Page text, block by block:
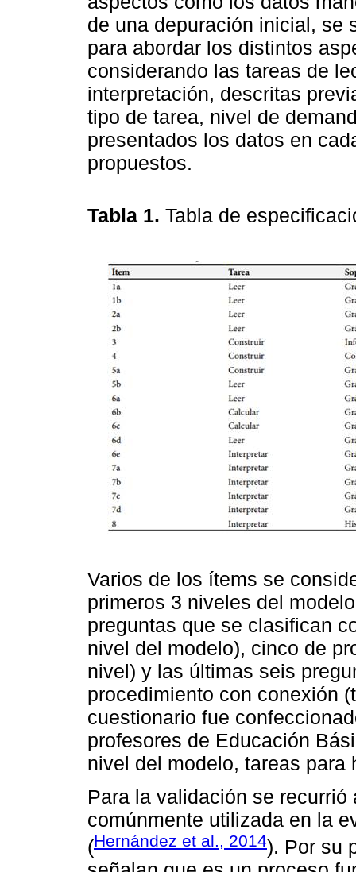
de una depuración inicial, se
para abordar los distintos
considerando las tareas de
interpretación, descritas
tipo de tarea, nivel de
presentados los datos en
propuestos.
Tabla 1. Tabla de
Varios de los ítems se
primeros 3 niveles del
preguntas que se clasifican
nivel del modelo), cinco de
nivel) y las últimas seis
procedimiento con conexión
cuestionario fue
profesores de Educación
nivel del modelo, tareas para
Para la validación se
comúnmente utilizada en la
(Hernández et al., 2014). Por su